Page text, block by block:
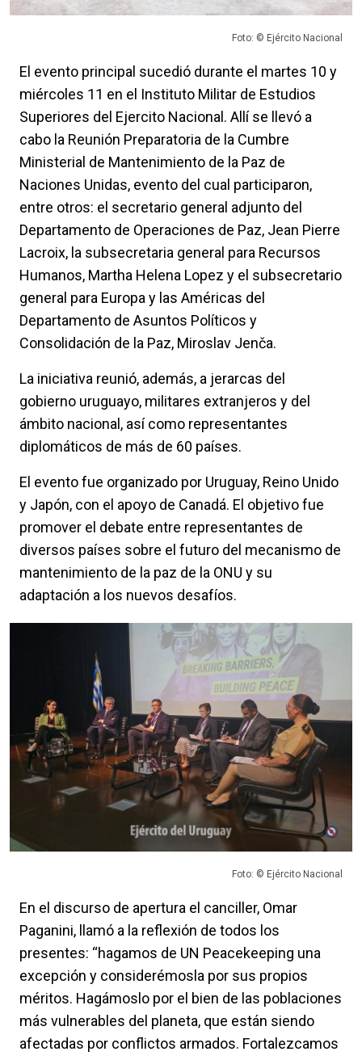
Foto: © Ejército Nacional
El evento principal sucedió durante el martes 10 y
miércoles 11 en el Instituto Militar de Estudios
Superiores del Ejercito Nacional. Allí se llevó a
cabo la Reunión Preparatoria de la Cumbre
Ministerial de Mantenimiento de la Paz de
Naciones Unidas, evento del cual participaron,
entre otros: el secretario general adjunto del
Departamento de Operaciones de Paz, Jean Pierre
Lacroix, la subsecretaria general para Recursos
Humanos, Martha Helena Lopez y el subsecretario
general para Europa y las Américas del
Departamento de Asuntos Políticos y
Consolidación de la Paz, Miroslav Jenča.
La iniciativa reunió, además, a jerarcas del
gobierno uruguayo, militares extranjeros y del
ámbito nacional, así como representantes
diplomáticos de más de 60 países.
El evento fue organizado por Uruguay, Reino Unido
y Japón, con el apoyo de Canadá. El objetivo fue
promover el debate entre representantes de
diversos países sobre el futuro del mecanismo de
mantenimiento de la paz de la ONU y su
adaptación a los nuevos desafíos.
Foto: © Ejército Nacional
En el discurso de apertura el canciller, Omar
Paganini, llamó a la reflexión de todos los
presentes: “hagamos de UN Peacekeeping una
excepción y considerémosla por sus propios
méritos. Hagámoslo por el bien de las poblaciones
más vulnerables del planeta, que están siendo
afectadas por conflictos armados. Fortalezcamos